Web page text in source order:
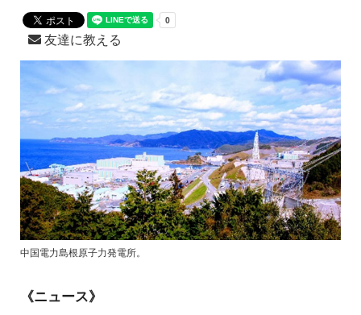
友達に教える
中国電力島根原子力発電所。
《ニュース》